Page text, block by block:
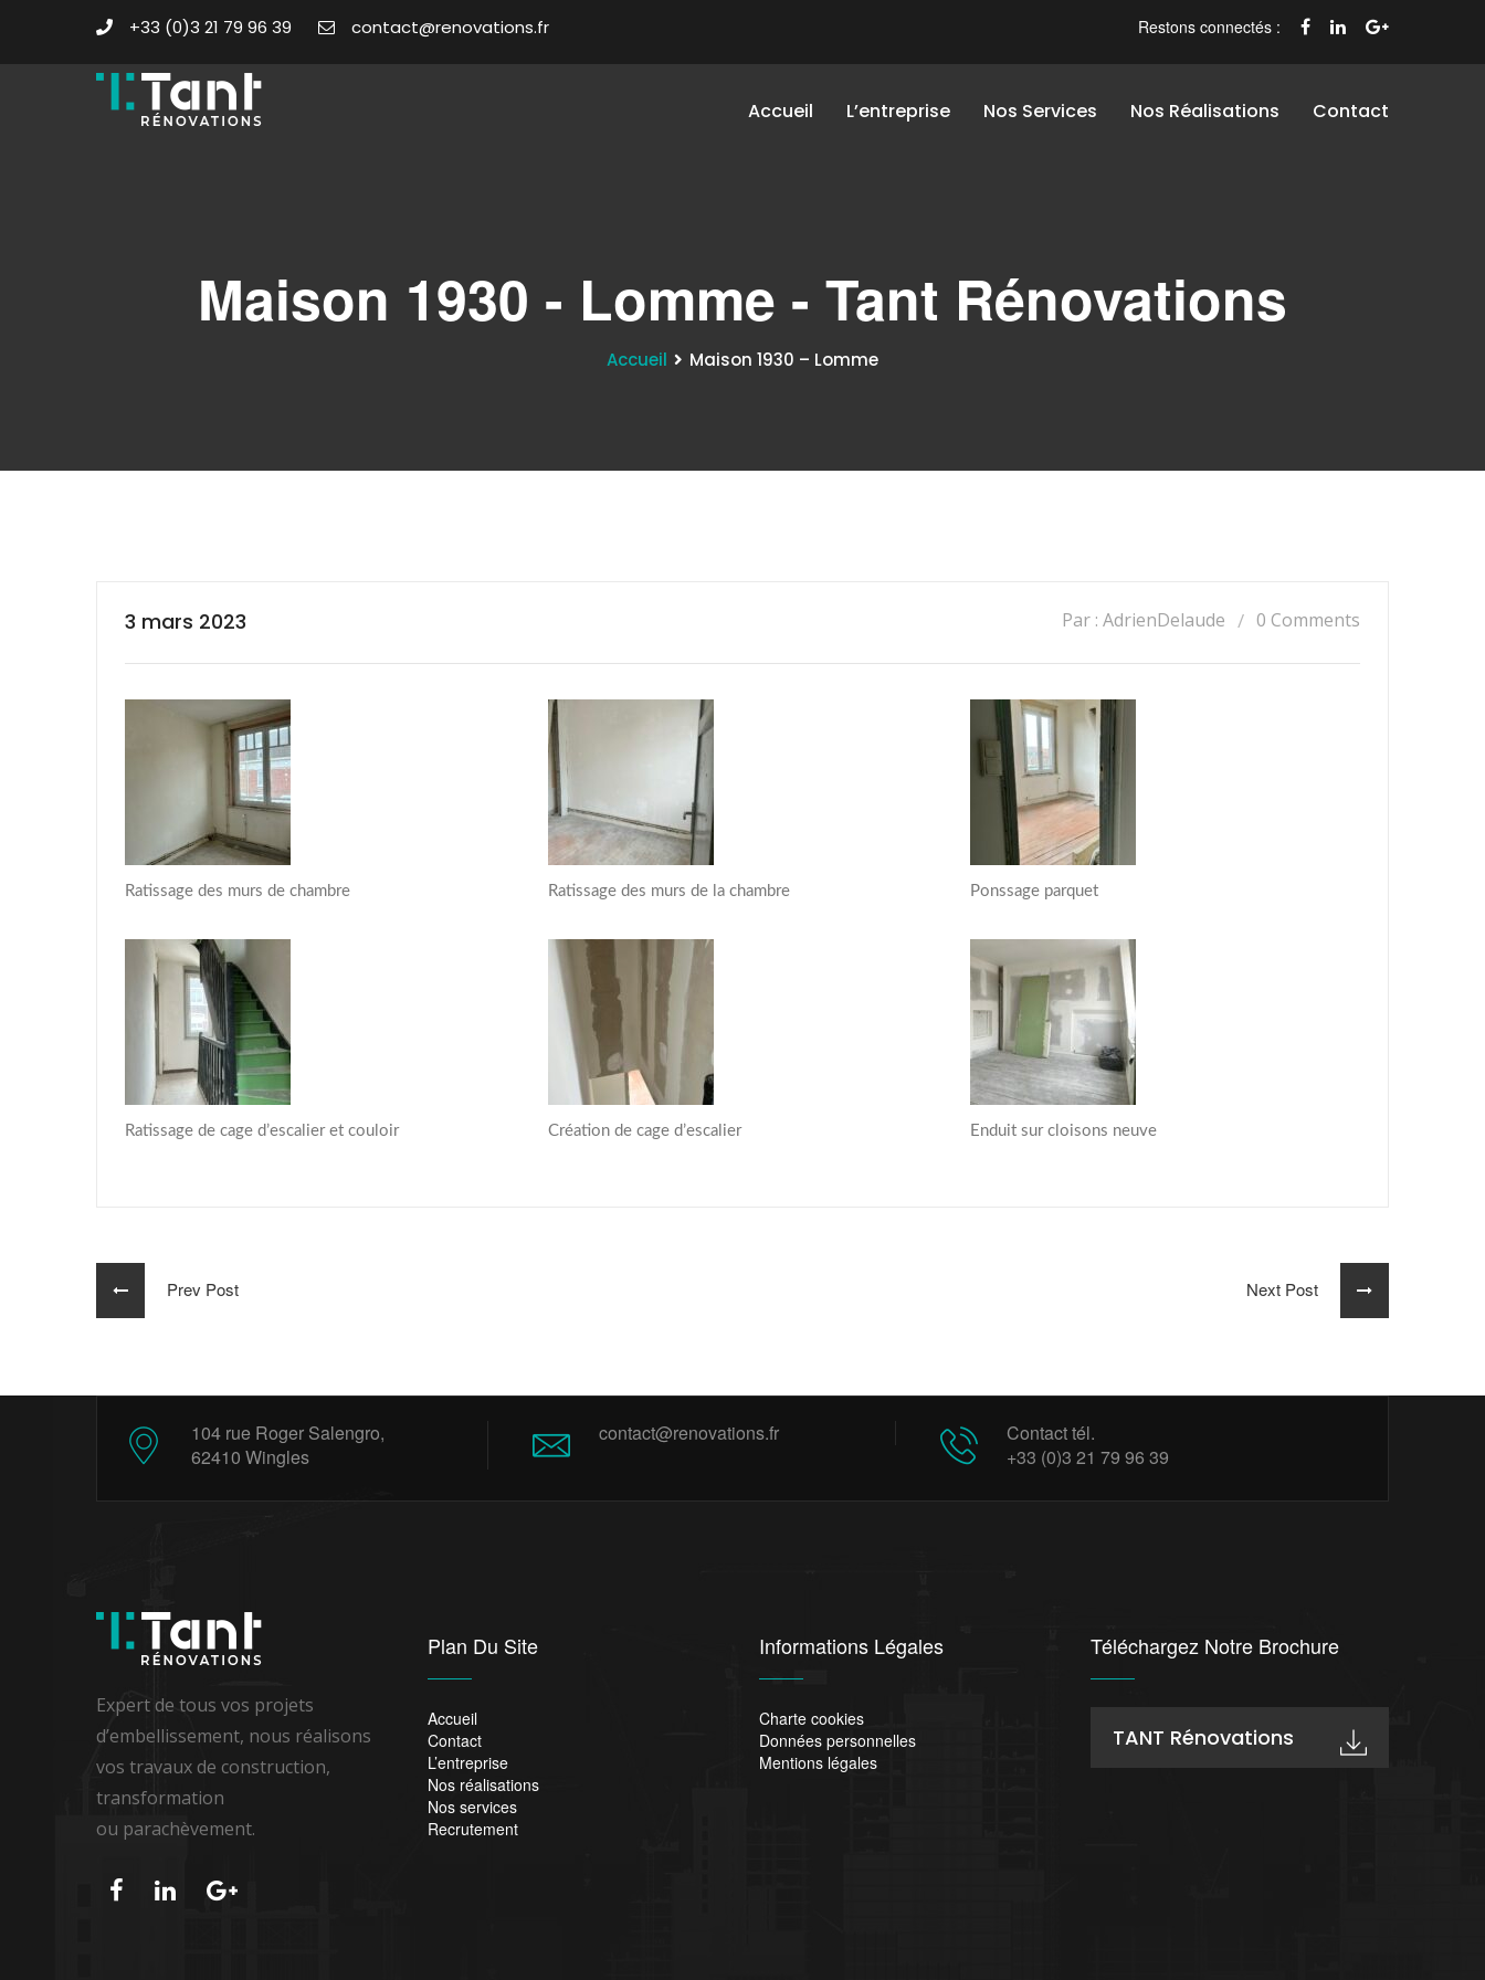
+33 (0)3 21 79 96 39 contact@renovations.fr Restons connectés :
Accueil L’entreprise Nos Services Nos Réalisations Contact
Maison 1930 - Lomme - Tant Rénovations
Accueil Maison 1930 – Lomme
3 mars 2023 Par : AdrienDelaude 0 Comments
Ratissage des murs de chambre Ratissage des murs de la chambre Ponssage parquet
Ratissage de cage d’escalier et couloir Création de cage d’escalier Enduit sur cloisons neuve
Prev Post Next Post
104 rue Roger Salengro,
62410 Wingles
contact@renovations.fr
Contact tél.
+33 (0)3 21 79 96 39
Expert de tous vos projets
d’embellissement, nous réalisons
vos travaux de construction,
transformation
ou parachèvement.
Plan Du Site
Accueil
Contact
L’entreprise
Nos réalisations
Nos services
Recrutement
Informations Légales
Charte cookies
Données personnelles
Mentions légales
Téléchargez Notre Brochure
TANT Rénovations